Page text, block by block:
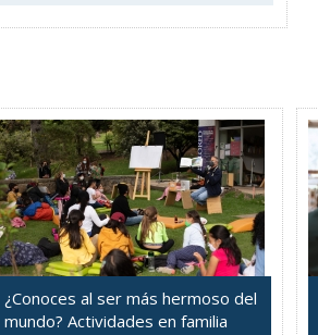
¿Conoces al ser más hermoso del
mundo? Actividades en familia